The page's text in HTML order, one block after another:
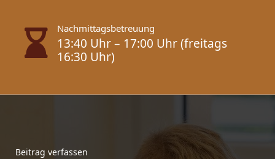
Nachmittagsbetreuung
13:40 Uhr – 17:00 Uhr (freitags
16:30 Uhr)
Beitrag verfassen